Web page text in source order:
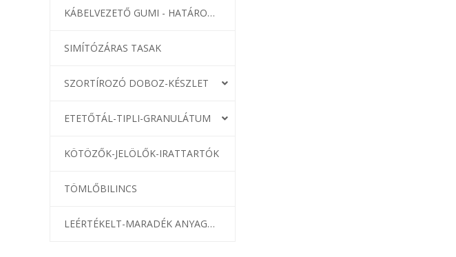
KÁBELVEZETŐ GUMI - HATÁROLÓK
SIMÍTÓZÁRAS TASAK
SZORTÍROZÓ DOBOZ-KÉSZLET
ETETŐTÁL-TIPLI-GRANULÁTUM
KÖTÖZŐK-JELÖLŐK-IRATTARTÓK
TÖMLŐBILINCS
LEÉRTÉKELT-MARADÉK ANYAGOK